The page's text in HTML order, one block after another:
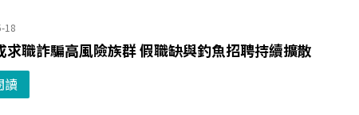
18
求職詐騙高風險族群 假職缺與釣魚招聘持續擴散
讀